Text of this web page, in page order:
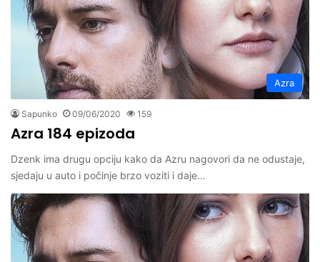
Azra
Sapunko 09/06/2020 159
Azra 184 epizoda
Dzenk ima drugu opciju kako da Azru nagovori da ne odustaje,
sjedaju u auto i počinje brzo voziti i daje…